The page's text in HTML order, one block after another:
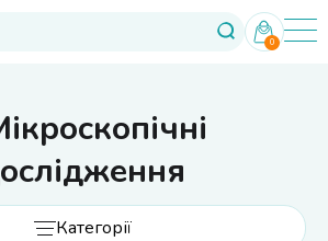
0
Категорії